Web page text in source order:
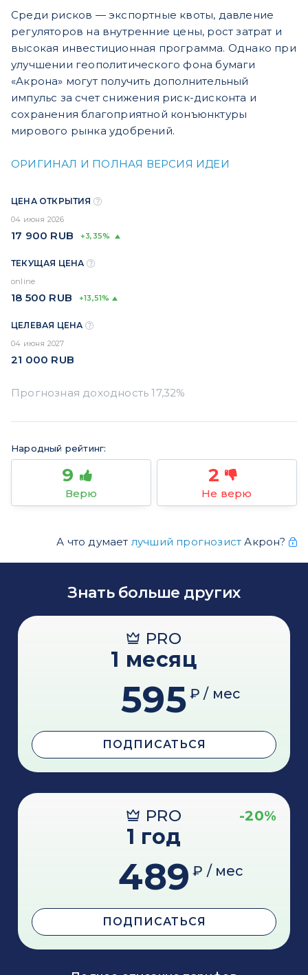
Среди рисков — экспортные квоты, давление
регуляторов на внутренние цены, рост затрат и
высокая инвестиционная программа. Однако при
улучшении геополитического фона бумаги
«Акрона» могут получить дополнительный
импульс за счет снижения риск-дисконта и
сохранения благоприятной конъюнктуры
мирового рынка удобрений.
ОРИГИНАЛ И ПОЛНАЯ ВЕРСИЯ ИДЕИ
ЦЕНА ОТКРЫТИЯ
04 июня 2026
17 900 RUB +3,35%
ТЕКУЩАЯ ЦЕНА
online
18 500 RUB +13,51%
ЦЕЛЕВАЯ ЦЕНА
04 июня 2027
21 000 RUB
Народный рейтинг:
9
Верю
2
Не верю
А что думает лучший прогнозист Акрон?
Знать больше других
PRO
1 месяц
595 ₽ / мес
ПОДПИСАТЬСЯ
PRO -20%
1 год
489 ₽ / мес
ПОДПИСАТЬСЯ